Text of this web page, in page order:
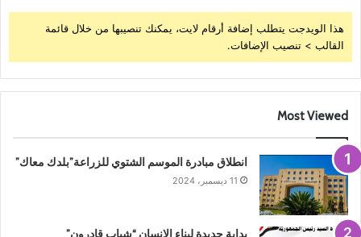
هذا الويدجت يتطلب إضافة أرقام لايت، يمكنك تنصيبها من خلال قائمة
القالب > تنصيب الإضافات.
Most Viewed
انطلاق مبادرة الموسم الشتوي للزراعة”بلدك معاك”
11 ديسمبر، 2024
بداية جديدة لبناء الإنسان “شباب قادرون”